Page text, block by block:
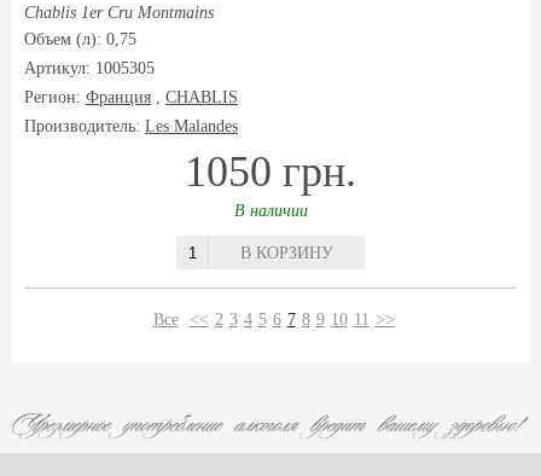
Chablis 1er Cru Montmains
Объем (л): 0,75
Артикул: 1005305
Регион: Франция , CHABLIS
Производитель: Les Malandes
1050 грн.
В наличии
В КОРЗИНУ
Все << 2 3 4 5 6 7 8 9 10 11 >>